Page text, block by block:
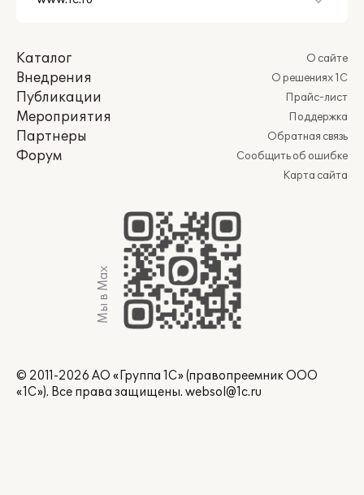
Каталог
Внедрения
Публикации
Мероприятия
Партнеры
Форум
О сайте
О решениях 1С
Прайс-лист
Поддержка
Обратная связь
Сообщить об ошибке
Карта сайта
Мы в Max
© 2011-2026 АО «Группа 1С» (правопреемник ООО
«1С»). Все права защищены. websol@1c.ru